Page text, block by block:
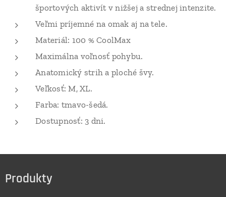
športových aktivít v nižšej a strednej intenzite.
Veľmi príjemné na omak aj na tele.
Materiál: 100 % CoolMax
Maximálna voľnosť pohybu.
Anatomický strih a ploché švy.
Veľkosť: M, XL.
Farba: tmavo-šedá.
Dostupnosť: 3 dni.
Produkty